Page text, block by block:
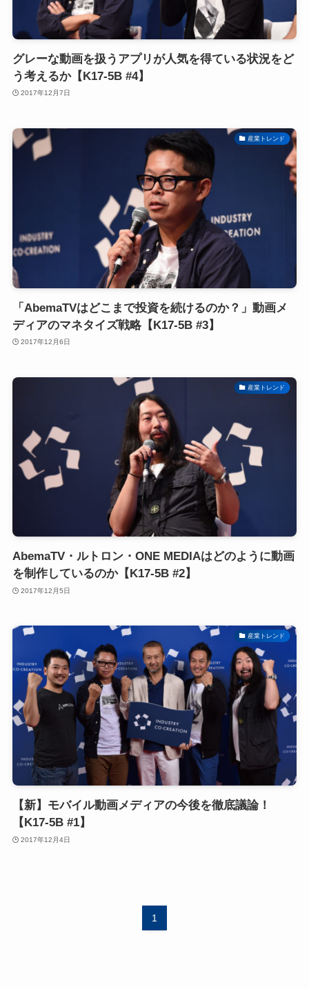
グレーな動画を扱うアプリが人気を得ている状況をど
う考えるか【K17-5B #4】
2017年12月7日
産業トレンド
「AbemaTVはどこまで投資を続けるのか？」動画メ
ディアのマネタイズ戦略【K17-5B #3】
2017年12月6日
産業トレンド
AbemaTV・ルトロン・ONE MEDIAはどのように動画
を制作しているのか【K17-5B #2】
2017年12月5日
産業トレンド
【新】モバイル動画メディアの今後を徹底議論！
【K17-5B #1】
2017年12月4日
1